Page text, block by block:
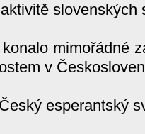
slovenských
mimořádné
v
esperantský